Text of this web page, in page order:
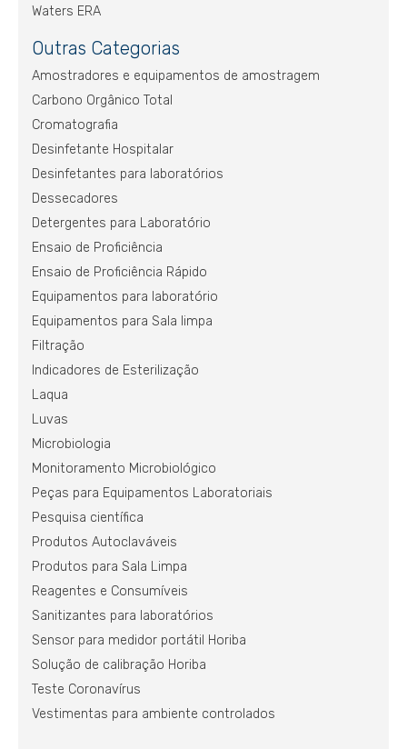
Waters ERA
Outras Categorias
Amostradores e equipamentos de amostragem
Carbono Orgânico Total
Cromatografia
Desinfetante Hospitalar
Desinfetantes para laboratórios
Dessecadores
Detergentes para Laboratório
Ensaio de Proficiência
Ensaio de Proficiência Rápido
Equipamentos para laboratório
Equipamentos para Sala limpa
Filtração
Indicadores de Esterilização
Laqua
Luvas
Microbiologia
Monitoramento Microbiológico
Peças para Equipamentos Laboratoriais
Pesquisa científica
Produtos Autoclaváveis
Produtos para Sala Limpa
Reagentes e Consumíveis
Sanitizantes para laboratórios
Sensor para medidor portátil Horiba
Solução de calibração Horiba
Teste Coronavírus
Vestimentas para ambiente controlados